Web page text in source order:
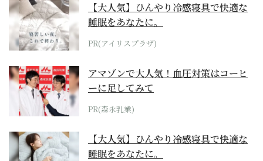
【大人気】ひんやり冷感寝具で快適な
睡眠をあなたに。
PR(アイリスプラザ)
アマゾンで大人気！血圧対策はコーヒ
ーに足してみて
PR(森永乳業)
【大人気】ひんやり冷感寝具で快適な
睡眠をあなたに。